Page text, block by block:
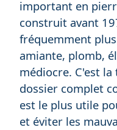
important en
construit avant
fréquemment
amiante, plomb,
médiocre. C'est
dossier complet
est le plus utile
et éviter les